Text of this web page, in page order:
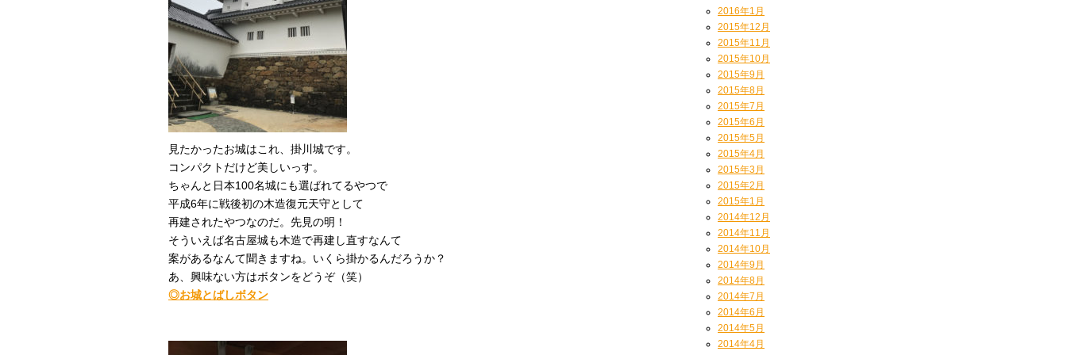
見たかったお城はこれ、掛川城です。
コンパクトだけど美しいっす。
ちゃんと日本100名城にも選ばれてるやつで
平成6年に戦後初の木造復元天守として
再建されたやつなのだ。先見の明！
そういえば名古屋城も木造で再建し直すなんて
案があるなんて聞きますね。いくら掛かるんだろうか？
あ、興味ない方はボタンをどうぞ（笑）
◎お城とばしボタン
2016年1月
2015年12月
2015年11月
2015年10月
2015年9月
2015年8月
2015年7月
2015年6月
2015年5月
2015年4月
2015年3月
2015年2月
2015年1月
2014年12月
2014年11月
2014年10月
2014年9月
2014年8月
2014年7月
2014年6月
2014年5月
2014年4月